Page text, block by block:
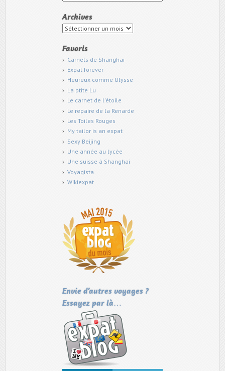
Archives
Archives
Favoris
Carnets de Shanghai
Expat forever
Heureux comme Ulysse
La ptite Lu
Le carnet de l'étoile
Le repaire de la Renarde
Les Toiles Rouges
My tailor is an expat
Sexy Beijing
Une année au lycée
Une suisse à Shanghai
Voyagista
Wikiexpat
Envie d’autres voyages ?
Essayez par là…